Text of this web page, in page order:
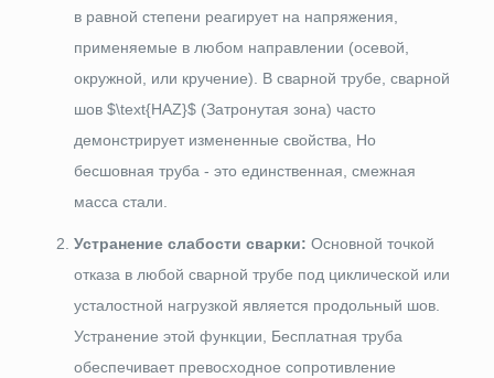
​​в равной степени реагирует на напряжения,
применяемые в любом направлении (осевой,
окружной, или кручение). В сварной трубе, сварной
шов $\text{HAZ}$(Затронутая зона) часто
демонстрирует измененные свойства, Но
бесшовная труба - это единственная, смежная
масса стали.
Устранение слабости сварки: Основной точкой
отказа в любой сварной трубе под циклической или
усталостной нагрузкой является продольный шов.
Устранение этой функции, Бесплатная труба
обеспечивает превосходное сопротивление